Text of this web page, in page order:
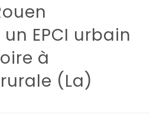
EPCI urbain
à
(La)